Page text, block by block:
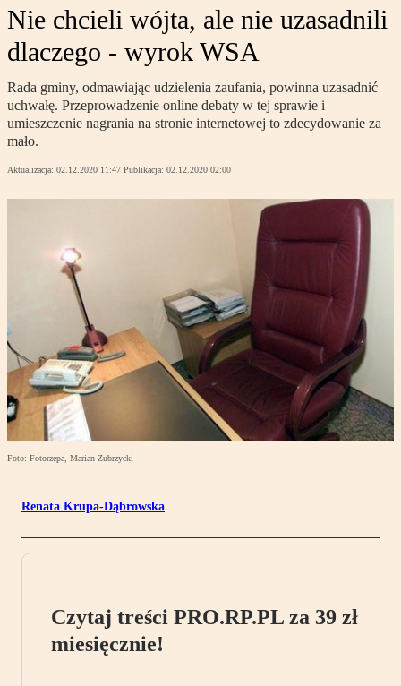
Nie chcieli wójta, ale nie uzasadnili
dlaczego - wyrok WSA
Rada gminy, odmawiając udzielenia zaufania, powinna uzasadnić
uchwałę. Przeprowadzenie online debaty w tej sprawie i
umieszczenie nagrania na stronie internetowej to zdecydowanie za
mało.
Aktualizacja: 02.12.2020 11:47 Publikacja: 02.12.2020 02:00
Foto: Fotorzepa, Marian Zubrzycki
Renata Krupa-Dąbrowska
Czytaj treści PRO.RP.PL za 39 zł
miesięcznie!